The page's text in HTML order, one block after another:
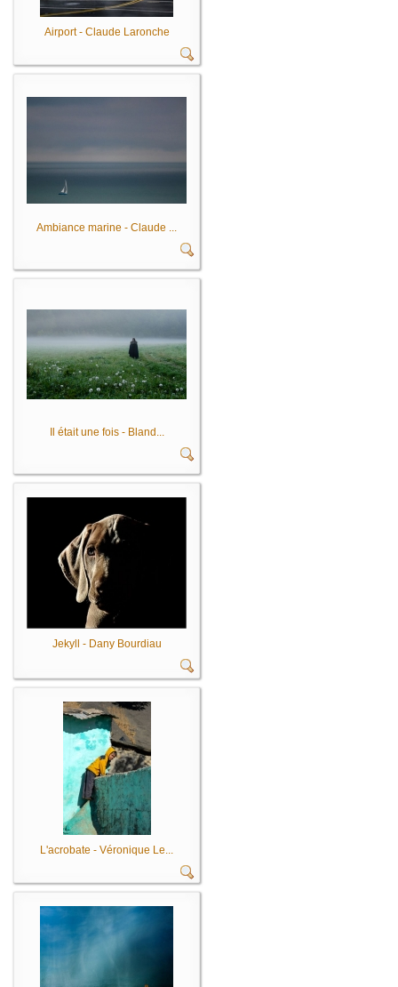
Airport - Claude Laronche
Ambiance marine - Claude ...
Il était une fois - Bland...
Jekyll - Dany Bourdiau
L'acrobate - Véronique Le...